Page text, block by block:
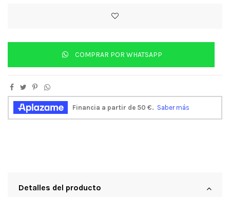
COMPRAR POR WHATSAPP
Detalles del producto